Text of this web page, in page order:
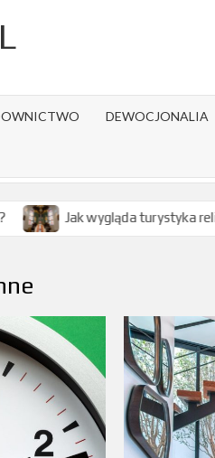
DEWOCJONALIA
turystyka religijna w Polsce?